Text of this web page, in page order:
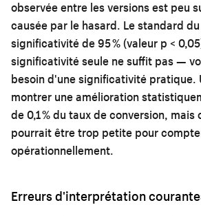
observée entre les versions est peu
causée par le hasard. Le standard
significativité de 95 % (valeur p <
significativité seule ne suffit pas —
besoin d'une significativité pratique.
montrer une amélioration
de 0,1 % du taux de conversion,
pourrait être trop petite pour
opérationnellement.
Erreurs d'interprétation